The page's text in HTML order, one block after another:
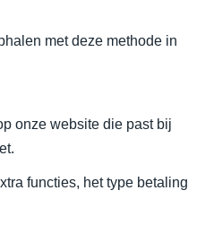
met deze methode in
onze website die past bij
functies, het type betaling